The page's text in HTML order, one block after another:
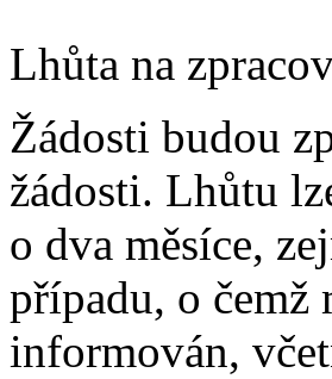
Lhůta na
Žádosti budou
žádosti. Lhůtu
o dva měsíce,
případu, o čemž
informován,